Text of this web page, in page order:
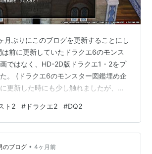
月ぶりにこのブログを更新することにし
は前に更新していたドラクエ6のモンス
ではなく、HD-2D版ドラクエ1・2をプ
。 (ドラクエ6のモンスター図鑑埋め企
更新した時にも少し触れましたが、途
りません…) ドラクエ2については1回普
に別データで2人旅ブログをしてみよう
たが、以下の2つの特徴があるので断念
ントシーンになると仲間が会話するこ
ト2 # ドラクエ2 #DQ2
のブログ • 4ヶ月前